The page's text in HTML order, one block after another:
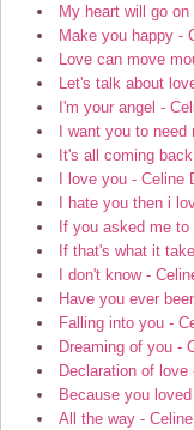
My heart will go on
Make you happy -
Love can move
Let's talk about
I'm your angel -
I want you to need
It's all coming
I love you - Celine
I hate you then i
If you asked me to
If that's what it
I don't know -
Have you ever
Falling into you -
Dreaming of you -
Declaration of love
Because you
All the way -